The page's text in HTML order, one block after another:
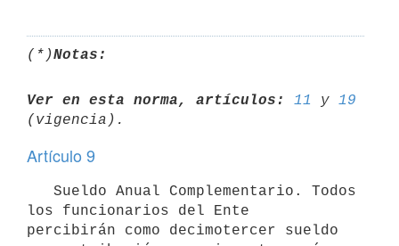
(*)Notas:
Ver en esta norma, artículos: 11 y 19
Artículo 9
los funcionarios del Ente
percibirán como decimotercer sueldo